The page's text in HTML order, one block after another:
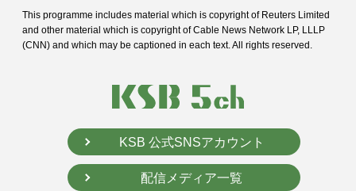
This programme includes material which is copyright of Reuters Limited
and other material which is copyright of Cable News Network LP, LLLP
(CNN) and which may be captioned in each text. All rights reserved.
KSB 公式SNSアカウント
配信メディア一覧